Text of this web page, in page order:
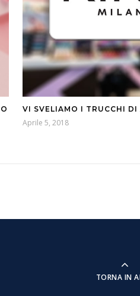
VI SVELIAMO I TRUCCHI DI
Aprile 5, 2018
TORNA IN